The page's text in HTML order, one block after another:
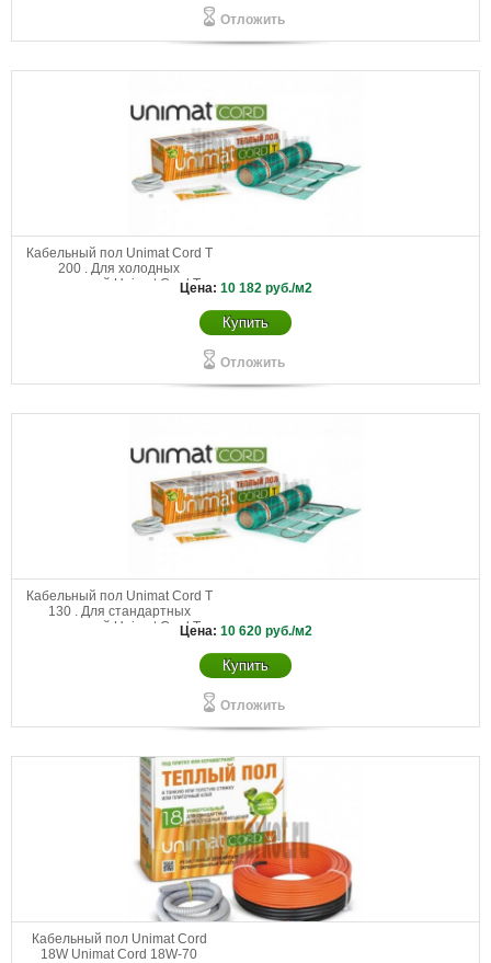
Отложить
Кабельный пол Unimat Cord T
200 . Для холодных
помещений Unimat Cord ТЦена: 10 182 руб./м2
Купить
Отложить
Кабельный пол Unimat Cord T
130 . Для стандартных
помещений Unimat Cord ТЦена: 10 620 руб./м2
Купить
Отложить
Кабельный пол Unimat Cord
18W Unimat Cord 18W-70